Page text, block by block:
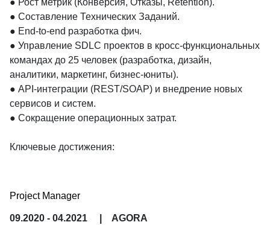
● Рост метрик (Конверсия, Отказы, Retention).
● Составление Технических Заданий.
● End-to-end разработка фич.
● Управление SDLC проектов в кросс-функциональных
командах до 25 человек (разработка, дизайн,
аналитики, маркетинг, бизнес-юниты).
● API-интеграции (REST/SOAP) и внедрение новых
сервисов и систем.
● Сокращение операционных затрат.
Ключевые достижения:
● Увеличил долю онлайн-заказов и выручку (цифры
маркетплейсы OZON и Яндекс Маркет.
Project Manager
09.2020 - 04.2021 AGORA